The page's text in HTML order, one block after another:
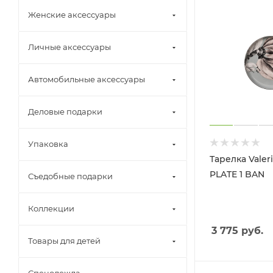
Тарелка
PLATE 1 BAN
3 775 руб.
Женские аксессуары
Личные аксессуары
Автомобильные аксессуары
Деловые подарки
Упаковка
Съедобные подарки
Коллекции
Товары для детей